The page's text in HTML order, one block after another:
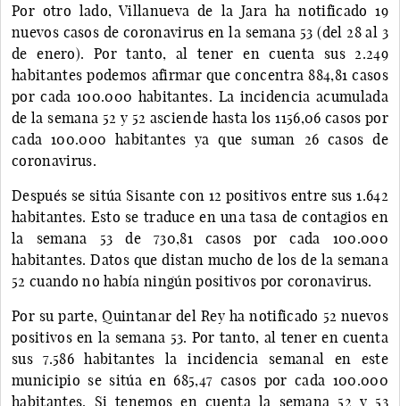
Por otro lado, Villanueva de la Jara ha notificado 19
nuevos casos de coronavirus en la semana 53 (del 28 al 3
de enero). Por tanto, al tener en cuenta sus 2.249
habitantes podemos afirmar que concentra 884,81 casos
por cada 100.000 habitantes. La incidencia acumulada
de la semana 52 y 52 asciende hasta los 1156,06 casos por
cada 100.000 habitantes ya que suman 26 casos de
coronavirus.
Después se sitúa Sisante con 12 positivos entre sus 1.642
habitantes. Esto se traduce en una tasa de contagios en
la semana 53 de 730,81 casos por cada 100.000
habitantes. Datos que distan mucho de los de la semana
52 cuando no había ningún positivos por coronavirus.
Por su parte, Quintanar del Rey ha notificado 52 nuevos
positivos en la semana 53. Por tanto, al tener en cuenta
sus 7.586 habitantes la incidencia semanal en este
municipio se sitúa en 685,47 casos por cada 100.000
habitantes. Si tenemos en cuenta la semana 52 y 53